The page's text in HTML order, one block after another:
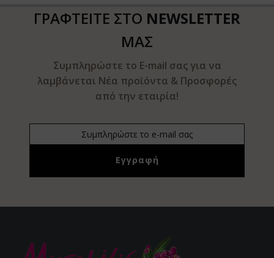
ΓΡΑΦΤΕΙΤΕ ΣΤΟ NEWSLETTER
ΜΑΣ
Συμπληρώστε το E-mail σας για να
λαμβάνεται Νέα προϊόντα & Προσφορές
από την εταιρία!